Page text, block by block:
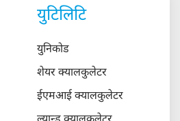
युटिलिटि
युनिकोड
शेयर क्यालकुलेटर
ईएमआई क्यालकुलेटर